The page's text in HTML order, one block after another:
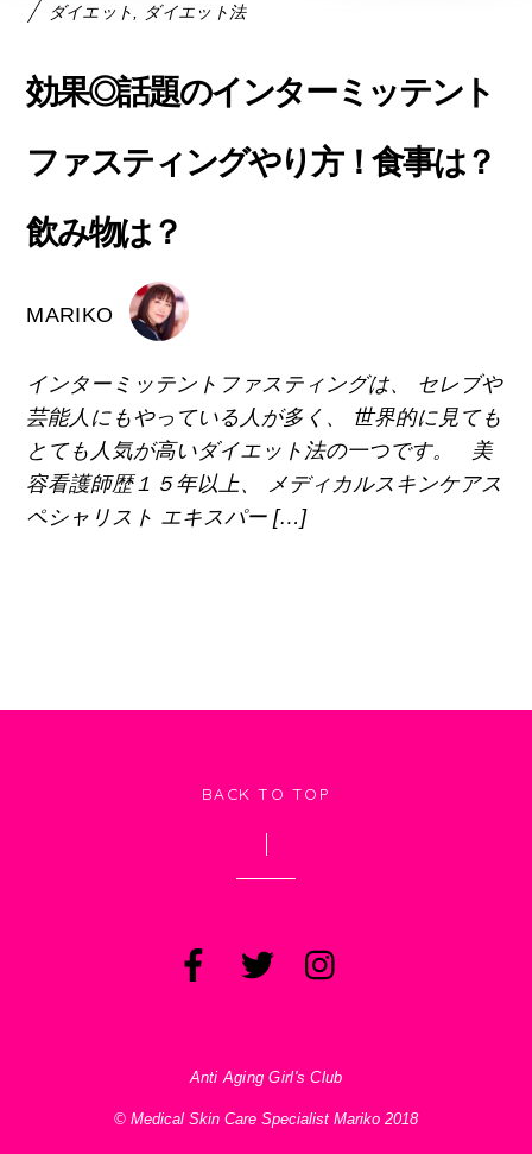
ダイエット
ダイエット法
効果◎話題のインターミッテント
ファスティングやり方！食事は？
飲み物は？
MARIKO
インターミッテントファスティングは、 セレブや
芸能人にもやっている人が多く、 世界的に見ても
とても人気が高いダイエット法の一つです。 美
容看護師歴１５年以上、 メディカルスキンケアス
ペシャリスト エキスパー […]
BACK TO TOP
Anti Aging Girl's Club
© Medical Skin Care Specialist Mariko 2018